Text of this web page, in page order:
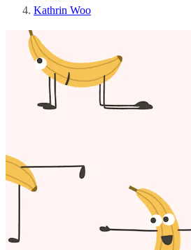
Kathrin Woo